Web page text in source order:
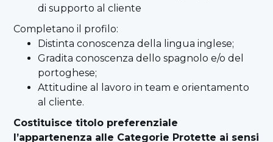
di supporto al cliente
Completano il profilo:
Distinta conoscenza della lingua inglese;
Gradita conoscenza dello spagnolo e/o del
portoghese;
Attitudine al lavoro in team e orientamento
al cliente.
Costituisce titolo preferenziale
l’appartenenza alle Categorie Protette ai sensi